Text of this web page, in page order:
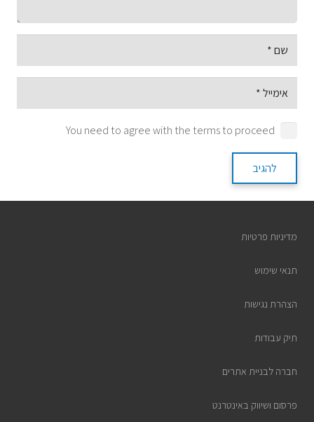
You need to agree with the terms to proceed
להגיב
מדיניות פרטיות
תנאי שימוש
הצהרת נגישות
תיק עבודות
חברה לבניית אתרים
פרסום ושיווק באינטרנט